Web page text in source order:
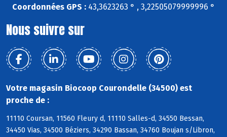
Coordonnées GPS : 43,3623263 ° , 3,22505079999996 °
Nous suivre sur
Votre magasin Biocoop Courondelle (34500) est
proche de :
11110 Coursan, 11560 Fleury d, 11110 Salles-d, 34550 Bessan,
34450 Vias, 34500 Béziers, 34290 Bassan, 34760 Boujan s/Libron,